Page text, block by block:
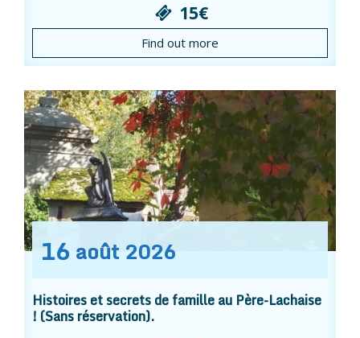
15€
Find out more
16 août 2026
Histoires et secrets de famille au Père-Lachaise
! (Sans réservation).